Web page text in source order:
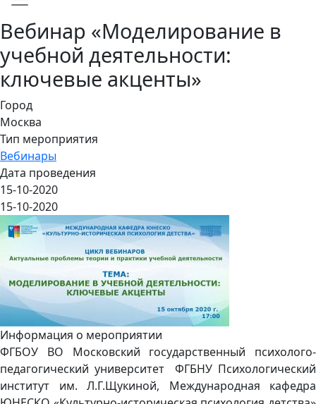
Вебинар «Моделирование в
учебной деятельности:
ключевые акценты»
Город
Москва
Тип мероприятия
Вебинары
Дата проведения
15-10-2020
15-10-2020
Информация о мероприятии
ФГБОУ ВО Московский государственный психолого-
педагогический университет ФГБНУ Психологический
институт им. Л.Г.Щукиной, Международная кафедра